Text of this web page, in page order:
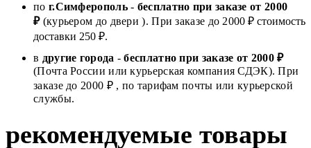
по г.Симферополь- бесплатно при заказе от 2000
₽(курьером до двери ). При заказе до 2000 ₽ стоимость
доставки 250 ₽.
в другие города -бесплатно при заказе от 2000 ₽
(Почта России или курьерская компания СДЭК). При
заказе до 2000 ₽ , по тарифам почты или курьерской
службы.
рекомендуемые товары